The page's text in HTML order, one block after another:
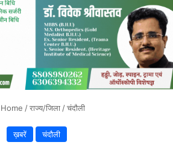
Home /राज्य/जिला/चंदौली
ख़बरें चंदौली